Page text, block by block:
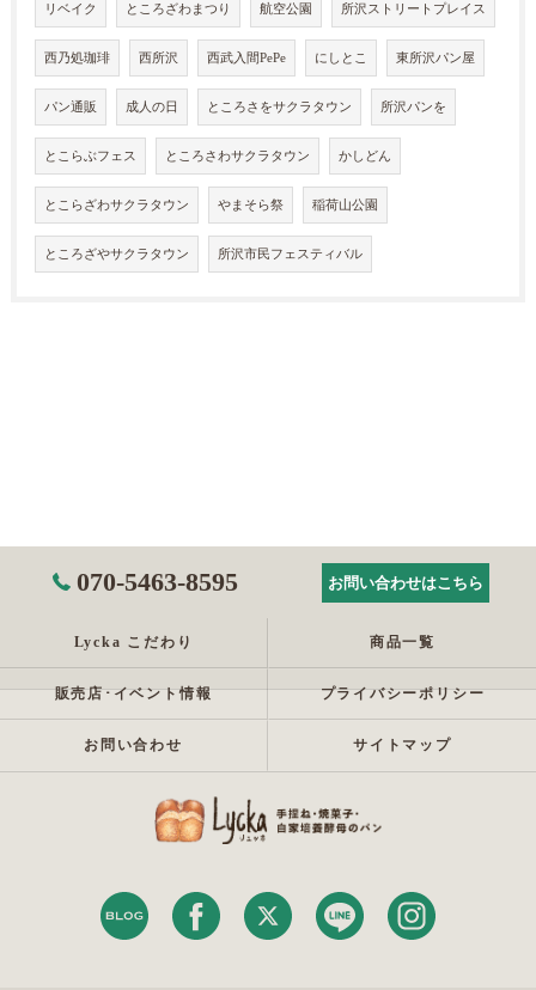
リベイク ところざわまつり 航空公園 所沢ストリートプレイス
西乃処珈琲 西所沢 西武入間PePe にしとこ 東所沢パン屋
パン通販 成人の日 ところさをサクラタウン 所沢パンを
とこらぶフェス ところさわサクラタウン かしどん
とこらざわサクラタウン やまそら祭 稲荷山公園
ところざやサクラタウン 所沢市民フェスティバル
070-5463-8595 お問い合わせはこちら
Lycka こだわり 商品一覧
販売店･イベント情報 プライバシーポリシー
お問い合わせ サイトマップ